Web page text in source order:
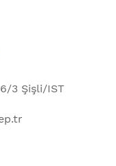
3 Şişli/IST